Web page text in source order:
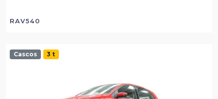
RAV540
Cascos 3 t